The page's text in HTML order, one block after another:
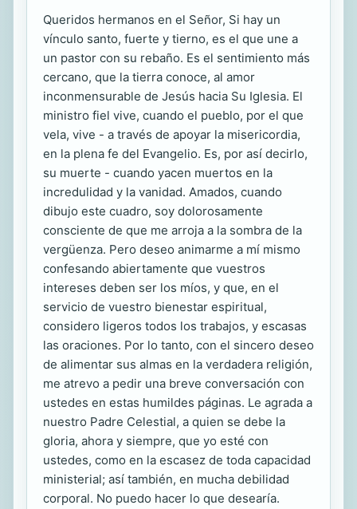
Queridos hermanos en el Señor, Si hay un
vínculo santo, fuerte y tierno, es el que une a
un pastor con su rebaño. Es el sentimiento más
cercano, que la tierra conoce, al amor
inconmensurable de Jesús hacia Su Iglesia. El
ministro fiel vive, cuando el pueblo, por el que
vela, vive - a través de apoyar la misericordia,
en la plena fe del Evangelio. Es, por así decirlo,
su muerte - cuando yacen muertos en la
incredulidad y la vanidad. Amados, cuando
dibujo este cuadro, soy dolorosamente
consciente de que me arroja a la sombra de la
vergüenza. Pero deseo animarme a mí mismo
confesando abiertamente que vuestros
intereses deben ser los míos, y que, en el
servicio de vuestro bienestar espiritual,
considero ligeros todos los trabajos, y escasas
las oraciones. Por lo tanto, con el sincero deseo
de alimentar sus almas en la verdadera religión,
me atrevo a pedir una breve conversación con
ustedes en estas humildes páginas. Le agrada a
nuestro Padre Celestial, a quien se debe la
gloria, ahora y siempre, que yo esté con
ustedes, como en la escasez de toda capacidad
ministerial; así también, en mucha debilidad
corporal. No puedo hacer lo que desearía.